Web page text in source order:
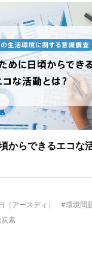
からできるエコな
（アースディ）
#環境問
素